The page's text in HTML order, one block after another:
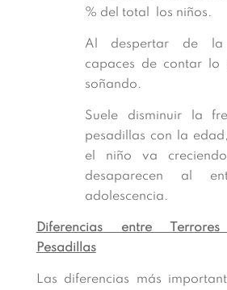
% del total los niños.
Al despertar de la
capaces de contar lo
soñando.
Suele disminuir la
pesadillas con la
el niño va
desaparecen al
adolescencia.
Diferencias entre
Pesadillas
Las diferencias más